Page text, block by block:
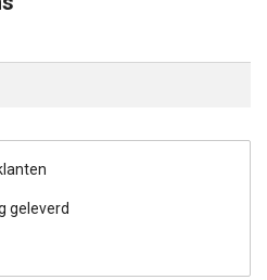
geleverd